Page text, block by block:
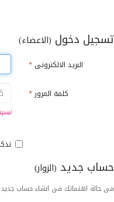
تسجيل دخول (الاعضاء)
البريد الالكترونى *
كلمة المرور *
تذكرني (لا ننصح
حساب جديد (الزوار)
فى حالة اهتماتك فى انشاء حساب جديد